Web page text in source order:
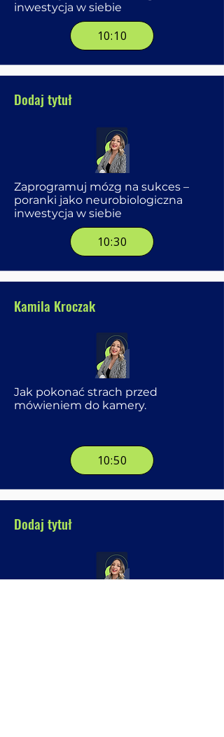
inwestycja w siebie
10:10
Dodaj tytuł
Zaprogramuj mózg na sukces –
poranki jako neurobiologiczna
inwestycja w siebie
10:30
Kamila Kroczak
Jak pokonać strach przed
mówieniem do kamery.
10:50
Dodaj tytuł